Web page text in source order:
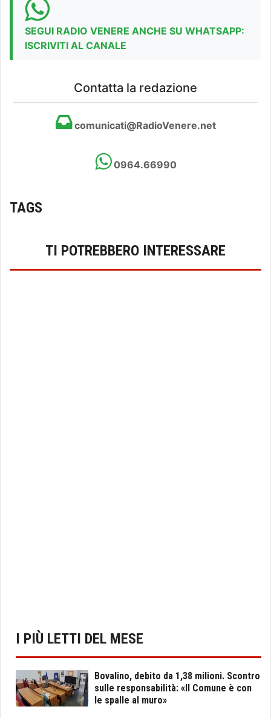
SEGUI RADIO VENERE ANCHE SU WHATSAPP:
ISCRIVITI AL CANALE
Contatta la redazione
comunicati@RadioVenere.net
0964.66990
TAGS
TI POTREBBERO INTERESSARE
I PIÙ LETTI DEL MESE
Bovalino, debito da 1,38 milioni. Scontro
sulle responsabilità: «Il Comune è con
le spalle al muro»